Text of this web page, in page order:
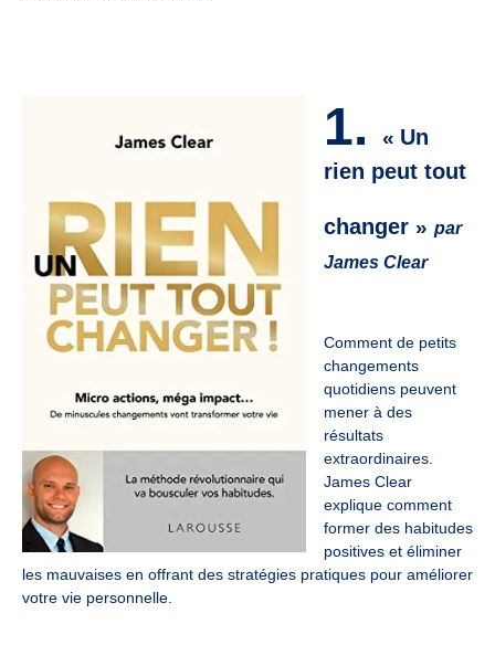
1. « Un
rien peut tout
changer » par
James Clear
Comment de petits
changements
quotidiens peuvent
mener à des
résultats
extraordinaires.
James Clear
explique comment
former des habitudes
positives et éliminer
les mauvaises en offrant des stratégies pratiques pour améliorer
votre vie personnelle.